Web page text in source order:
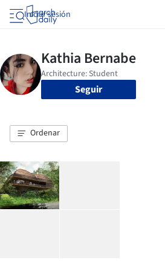
Iniciar sesión
Seguir
Ordenar